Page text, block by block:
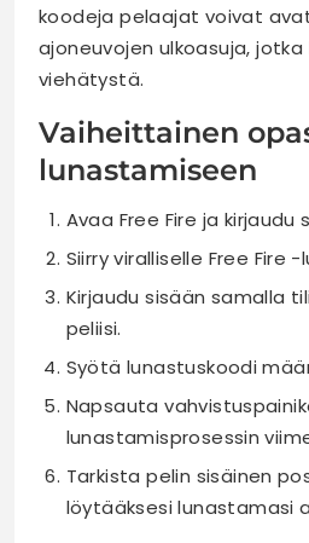
koodeja pelaajat voivat
ajoneuvojen ulkoasuja,
viehätystä.
Vaiheittainen
lunastamiseen
Avaa Free Fire ja kirjaudu
Siirry viralliselle Free Fire
Kirjaudu sisään samalla
peliisi.
Syötä lunastuskoodi
Napsauta
lunastamisprosessin
Tarkista pelin sisäinen
löytääksesi lunastamasi